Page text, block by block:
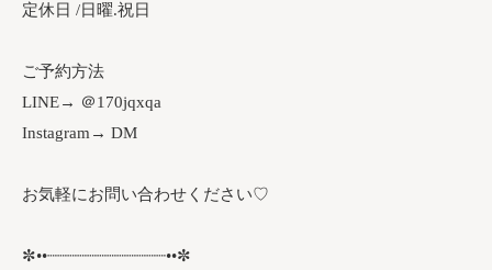
定休日 /日曜.祝日
ご予約方法
LINE→ ＠170jqxqa
Instagram→ DM
お気軽にお問い合わせください♡
✼••┈┈┈┈┈┈┈┈┈┈┈┈••✼